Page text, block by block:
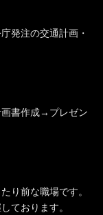
発注の交通計画・
書作成→プレゼン
り前な職場です。
ております。